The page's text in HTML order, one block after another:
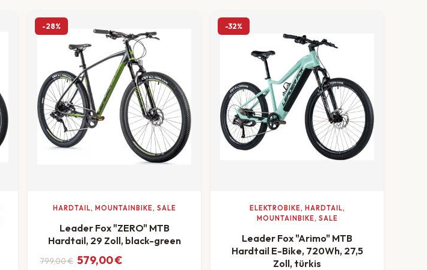
-28%
HARDTAIL, MOUNTAINBIKE, SALE
Leader Fox "ZERO" MTB
Hardtail, 29 Zoll, black-green
799,00€
Ursprünglicher Preis war: 799,00 €
579,00€
Aktueller Preis ist: 579,00 €.
-32%
ELEKTROBIKE, HARDTAIL,
MOUNTAINBIKE, SALE
Leader Fox "Arimo" MTB
Hardtail E-Bike, 720Wh, 27,5
Zoll, türkis